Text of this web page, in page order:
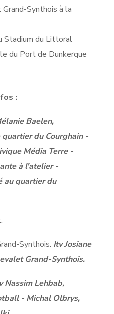
Synthois à la
Stadium du Littoral
du Port de Dunkerque
:
Baelen,
quartier du Courghain -
Média Terre -
à l'atelier -
au quartier du
Synthois. Itv Josiane
Grand-Synthois.
Nassim Lehbab,
- Michal Olbrys,